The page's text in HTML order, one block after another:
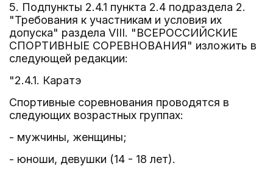
5. Подпункты 2.4.1 пункта 2.4 подраздела 2.
"Требования к участникам и условия их
допуска" раздела VIII. "ВСЕРОССИЙСКИЕ
СПОРТИВНЫЕ СОРЕВНОВАНИЯ" изложить в
следующей редакции:
"2.4.1. Каратэ
Спортивные соревнования проводятся в
следующих возрастных группах:
- мужчины, женщины;
- юноши, девушки (14 - 18 лет).